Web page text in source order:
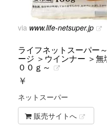
via www.life-netsuper.jp
ライフネットスーパー
ージ ＞ウインナー ＞
００ｇ～
￥
ネットスーパー
販売サイトへ